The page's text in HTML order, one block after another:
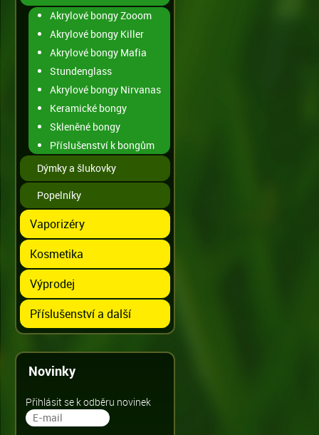
Akrylové bongy Zooom
Akrylové bongy Killer
Akrylové bongy Mafia
Stundenglass
Akrylové bongy Nirvanas
Keramické bongy
Skleněné bongy
Příslušenství k bongům
Dýmky a šlukovky
Popelníky
Vaporizéry
Kosmetika
Výprodej
Příslušenství a další
Novinky
Přihlásit se k odběru novinek